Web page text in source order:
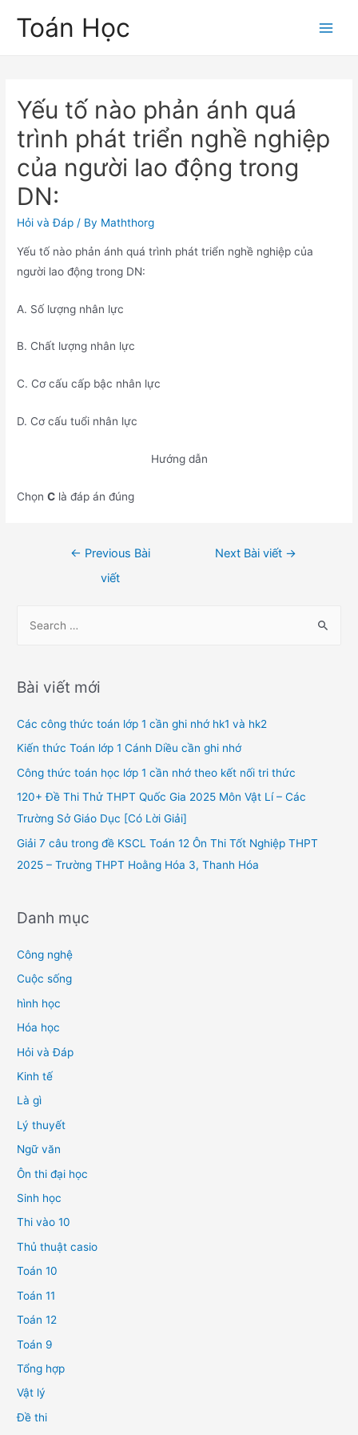
Toán Học
Yếu tố nào phản ánh quá
trình phát triển nghề nghiệp
của người lao động trong
DN:
Hỏi và Đáp / By Maththorg
Yếu tố nào phản ánh quá trình phát triển nghề nghiệp của
người lao động trong DN:
A. Số lượng nhân lực
B. Chất lượng nhân lực
C. Cơ cấu cấp bậc nhân lực
D. Cơ cấu tuổi nhân lực
Hướng dẫn
ChọnC là đáp án đúng
← Previous Bài
viết
Next Bài viết →
r
h
f
o
Bài viết mới
Các công thức toán lớp 1 cần ghi nhớ hk1 và hk2
Kiến thức Toán lớp 1 Cánh Diều cần ghi nhớ
Công thức toán học lớp 1 cần nhớ theo kết nối tri thức
120+ Đề Thi Thử THPT Quốc Gia 2025 Môn Vật Lí – Các
Trường Sở Giáo Dục [Có Lời Giải]
Giải 7 câu trong đề KSCL Toán 12 Ôn Thi Tốt Nghiệp THPT
2025 – Trường THPT Hoằng Hóa 3, Thanh Hóa
Danh mục
Công nghệ
Cuộc sống
hình học
Hóa học
Hỏi và Đáp
Kinh tế
Là gì
Lý thuyết
Ngữ văn
Ôn thi đại học
Sinh học
Thi vào 10
Thủ thuật casio
Toán 10
Toán 11
Toán 12
Toán 9
Tổng hợp
Vật lý
Đề thi